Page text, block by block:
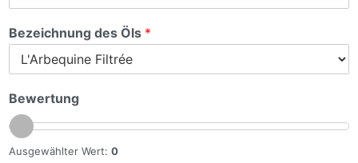
Bezeichnung des Öls *
Bewertung
Ausgewählter Wert: 0